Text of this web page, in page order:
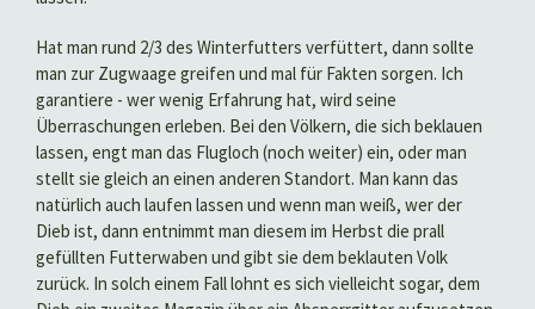
Hat man rund 2/3 des Winterfutters verfüttert, dann sollte
man zur Zugwaage greifen und mal für Fakten sorgen. Ich
garantiere - wer wenig Erfahrung hat, wird seine
Überraschungen erleben. Bei den Völkern, die sich beklauen
lassen, engt man das Flugloch (noch weiter) ein, oder man
stellt sie gleich an einen anderen Standort. Man kann das
natürlich auch laufen lassen und wenn man weiß, wer der
Dieb ist, dann entnimmt man diesem im Herbst die prall
gefüllten Futterwaben und gibt sie dem beklauten Volk
zurück. In solch einem Fall lohnt es sich vielleicht sogar, dem